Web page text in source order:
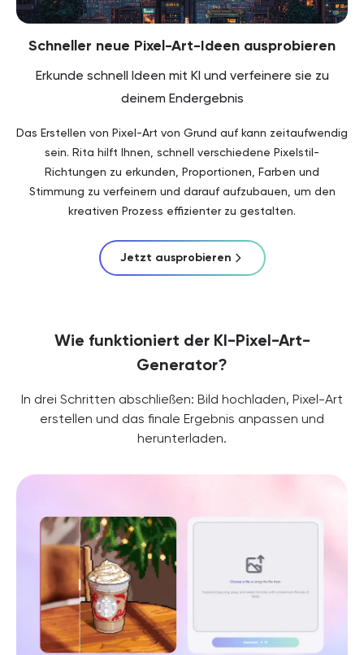
Schneller neue Pixel-Art-Ideen ausprobieren
Erkunde schnell Ideen mit KI und verfeinere sie zu
deinem Endergebnis
Das Erstellen von Pixel-Art von Grund auf kann zeitaufwendig
sein. Rita hilft Ihnen, schnell verschiedene Pixelstil-
Richtungen zu erkunden, Proportionen, Farben und
Stimmung zu verfeinern und darauf aufzubauen, um den
kreativen Prozess effizienter zu gestalten.
Jetzt ausprobieren
Wie funktioniert der KI-Pixel-Art-
Generator?
In drei Schritten abschließen: Bild hochladen, Pixel-Art
erstellen und das finale Ergebnis anpassen und
herunterladen.